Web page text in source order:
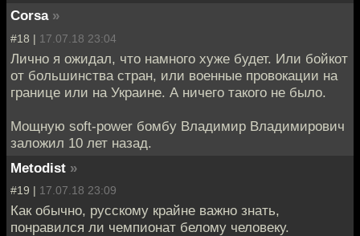
Corsa »
#18 | 17.07.18 23:04
Лично я ожидал, что намного хуже будет. Или бойкот
от большинства стран, или военные провокации на
границе или на Украине. А ничего такого не было.
Мощную soft-power бомбу Владимир Владимирович
заложил 10 лет назад.
Metodist »
#19 | 17.07.18 23:09
Как обычно, русскому крайне важно знать,
понравился ли чемпионат белому человеку.